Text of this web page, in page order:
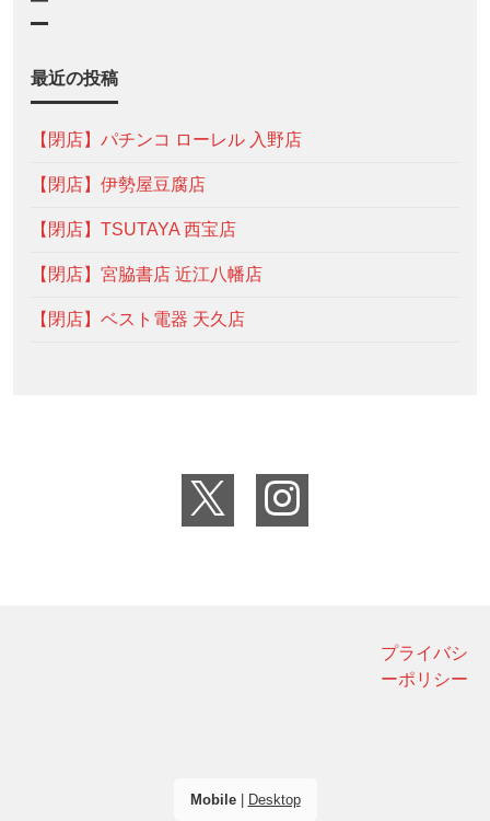
最近の投稿
【閉店】パチンコ ローレル 入野店
【閉店】伊勢屋豆腐店
【閉店】TSUTAYA 西宝店
【閉店】宮脇書店 近江八幡店
【閉店】ベスト電器 天久店
プライバシ
ーポリシー
Mobile| Desktop